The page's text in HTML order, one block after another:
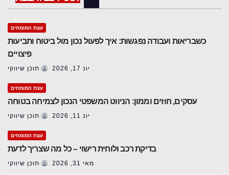
עצת המומחים
כשבריאות ועבודה נפגשות: איך לפעול נכון מול ביטוח ותביעות
פיצויים
יונ 17, 2026 תוכן שיווקי
עצת המומחים
עסקים, חוזים וממון: הניווט המשפטי הנכון לצמיחה בטוחה
יונ 11, 2026 תוכן שיווקי
עצת המומחים
בדיקת רכב ולוחית רישוי – כל מה שצריך לדעת
מאי 31, 2026 תוכן שיווקי